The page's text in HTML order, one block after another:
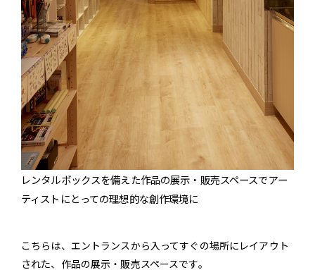
レンタルボックスを備えた作品の展示・販売スペースでアー
ティストにとっての理想的な創作環境に
こちらは、エントランスから入ってすぐの場所にレイアウト
された、作品の展示・販売スペースです。